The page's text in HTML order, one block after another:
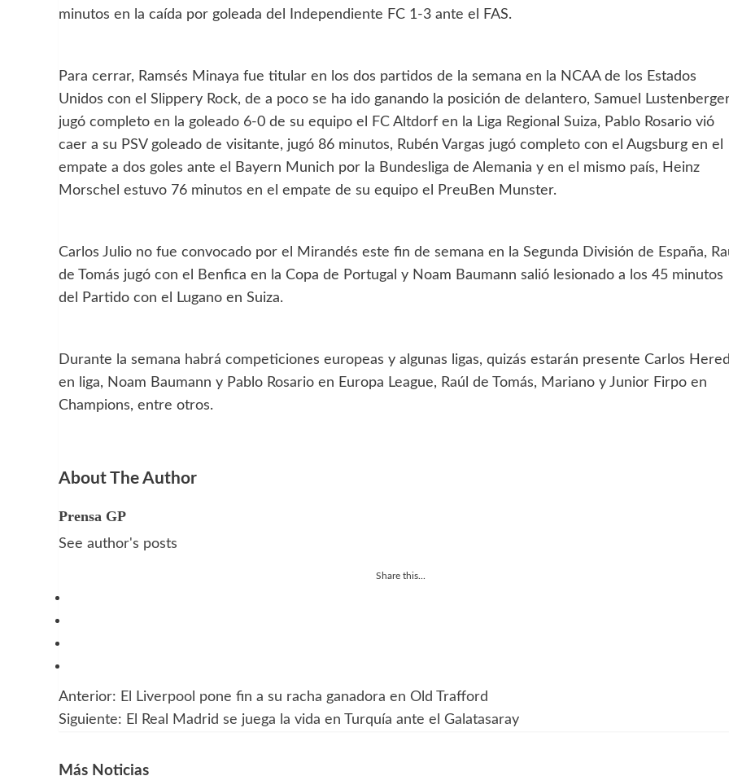
minutos en la caída por goleada del Independiente FC 1-3 ante el FAS.
Para cerrar, Ramsés Minaya fue titular en los dos partidos de la semana en la NCAA de los Estados
Unidos con el Slippery Rock, de a poco se ha ido ganando la posición de delantero, Samuel
jugó completo en la goleado 6-0 de su equipo el FC Altdorf en la Liga Regional Suiza, Pablo Rosario vió
caer a su PSV goleado de visitante, jugó 86 minutos, Rubén Vargas jugó completo con el Augsburg en el
empate a dos goles ante el Bayern Munich por la Bundesliga de Alemania y en el mismo país, Heinz
Morschel estuvo 76 minutos en el empate de su equipo el PreuBen Munster.
Carlos Julio no fue convocado por el Mirandés este fin de semana en la Segunda División de España,
de Tomás jugó con el Benfica en la Copa de Portugal y Noam Baumann salió lesionado a los 45 minutos
del Partido con el Lugano en Suiza.
Durante la semana habrá competiciones europeas y algunas ligas, quizás estarán presente Carlos
en liga, Noam Baumann y Pablo Rosario en Europa League, Raúl de Tomás, Mariano y Junior Firpo en
Champions, entre otros.
About The Author
Prensa GP
See author's posts
Share this...
Navegación
Anterior: El Liverpool pone fin a su racha ganadora en Old Trafford
Siguiente: El Real Madrid se juega la vida en Turquía ante el Galatasaray
Más Noticias